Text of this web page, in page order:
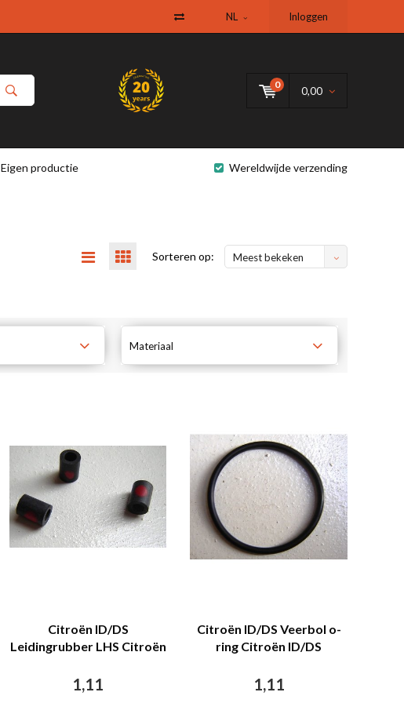
NL Inloggen
0
0,00
Eigen productie Wereldwijde verzending
Sorteren op: Meest bekeken
Materiaal
Citroën ID/DS
Leidingrubber LHS Citroën
1,11
Citroën ID/DS Veerbol o-
ring Citroën ID/DS
1,11